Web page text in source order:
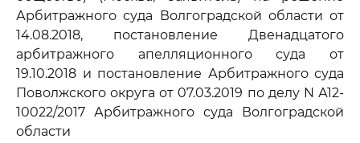
Арбитражного суда Волгоградской области от
14.08.2018, постановление Двенадцатого
арбитражного апелляционного суда от
19.10.2018 и постановление Арбитражного суда
Поволжского округа от 07.03.2019 по делу N А12-
10022/2017 Арбитражного суда Волгоградской
области